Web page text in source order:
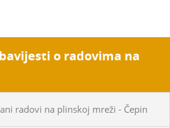
o radovima na
radovi na plinskoj mreži - Čepin